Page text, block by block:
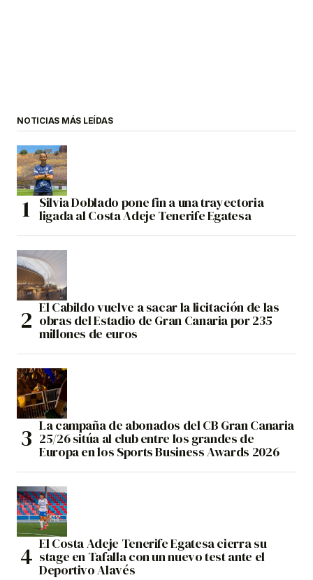
NOTICIAS MÁS LEÍDAS
Silvia Doblado pone fin a una trayectoria
ligada al Costa Adeje Tenerife Egatesa
El Cabildo vuelve a sacar la licitación de las
obras del Estadio de Gran Canaria por 235
millones de euros
La campaña de abonados del CB Gran Canaria
25/26 sitúa al club entre los grandes de
Europa en los Sports Business Awards 2026
El Costa Adeje Tenerife Egatesa cierra su
stage en Tafalla con un nuevo test ante el
Deportivo Alavés